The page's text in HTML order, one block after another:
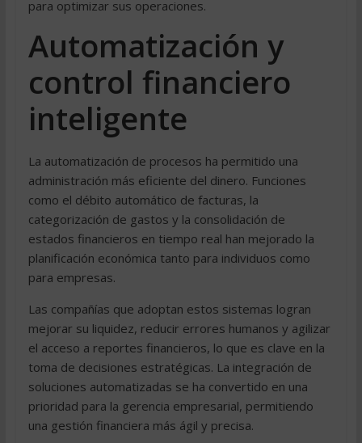
para optimizar sus operaciones.
Automatización y
control financiero
inteligente
La automatización de procesos ha permitido una
administración más eficiente del dinero. Funciones
como el débito automático de facturas, la
categorización de gastos y la consolidación de
estados financieros en tiempo real han mejorado la
planificación económica tanto para individuos como
para empresas.
Las compañías que adoptan estos sistemas logran
mejorar su liquidez, reducir errores humanos y agilizar
el acceso a reportes financieros, lo que es clave en la
toma de decisiones estratégicas. La integración de
soluciones automatizadas se ha convertido en una
prioridad para la gerencia empresarial, permitiendo
una gestión financiera más ágil y precisa.